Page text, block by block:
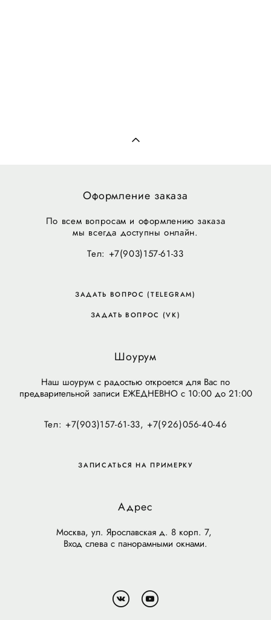
Оформление заказа
По всем вопросам и оформлению заказа
мы всегда доступны онлайн.
Тел: +7(903)157-61-33
ЗАДАТЬ ВОПРОС (TELEGRAM)
ЗАДАТЬ ВОПРОС (VK)
Шоурум
Наш шоурум с радостью откроется для Вас по
предварительной записи ЕЖЕДНЕВНО с 10:00 до 21:00
Тел: +7(903)157-61-33, +7(926)056-40-46
ЗАПИСАТЬСЯ НА ПРИМЕРКУ
Адрес
Москва, ул. Ярославская д. 8 корп. 7,
Вход слева с панорамными окнами.